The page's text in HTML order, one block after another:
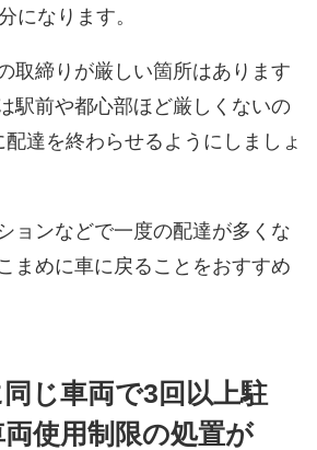
になります。
取締りが厳しい箇所はあります
駅前や都心部ほど厳しくないの
達を終わらせるようにしましょ
ョンなどで一度の配達が多くな
まめに車に戻ることをおすすめ
じ車両で3回以上駐
使用制限の処置が